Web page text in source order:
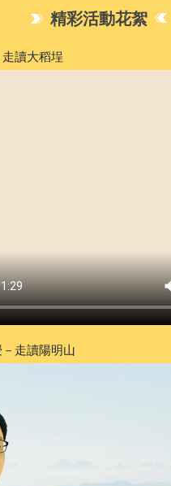
精彩活動花絮
讀大稻埕
走讀陽明山